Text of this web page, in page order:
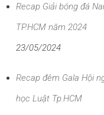
Recap Giải bóng đá
TP.HCM năm 2024
23/05/2024
Recap đêm Gala Hội
học Luật Tp.HCM